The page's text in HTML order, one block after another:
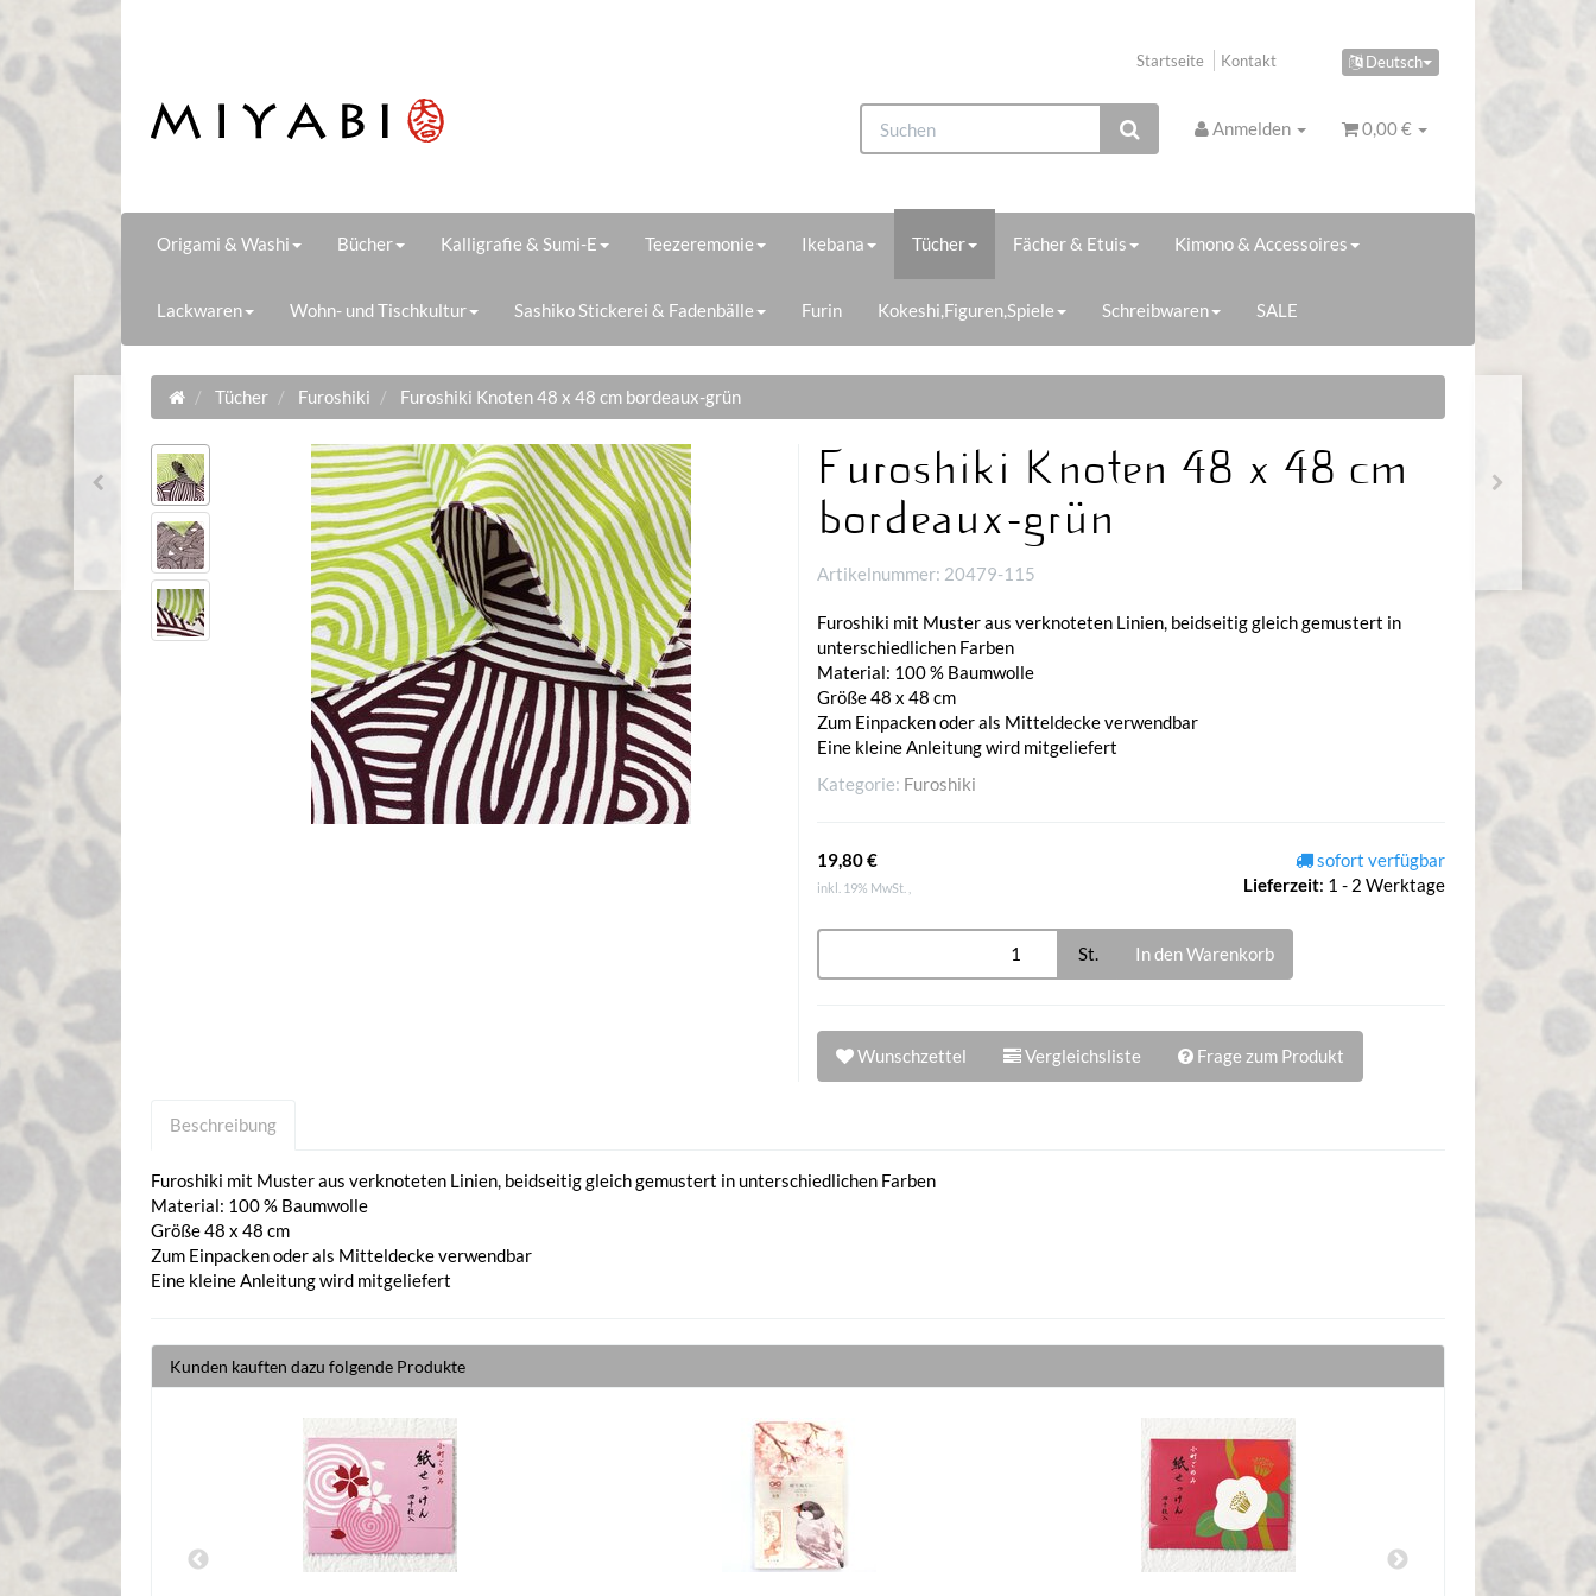
Deutsch
Startseite Kontakt
Anmelden 0,00 €
Origami & Washi Bücher Kalligrafie & Sumi-E Teezeremonie Ikebana Tücher Fächer & Etuis Kimono & Accessoires
Lackwaren Wohn- und Tischkultur Sashiko Stickerei & Fadenbälle Furin Kokeshi,Figuren,Spiele Schreibwaren SALE
Tücher Furoshiki Furoshiki Knoten 48 x 48 cm bordeaux-grün
Furoshiki Knoten 48 x 48 cm
bordeaux-grün
Artikelnummer: 20479-115
Furoshiki mit Muster aus verknoteten Linien, beidseitig gleich gemustert in
unterschiedlichen Farben
Material: 100 % Baumwolle
Größe 48 x 48 cm
Zum Einpacken oder als Mitteldecke verwendbar
Eine kleine Anleitung wird mitgeliefert
Kategorie: Furoshiki
19,80 €
inkl. 19% MwSt. ,
sofort verfügbar
Lieferzeit: 1 - 2 Werktage
St. In den Warenkorb
Wunschzettel Vergleichsliste Frage zum Produkt
Beschreibung
Furoshiki mit Muster aus verknoteten Linien, beidseitig gleich gemustert in unterschiedlichen Farben
Material: 100 % Baumwolle
Größe 48 x 48 cm
Zum Einpacken oder als Mitteldecke verwendbar
Eine kleine Anleitung wird mitgeliefert
Kunden kauften dazu folgende Produkte